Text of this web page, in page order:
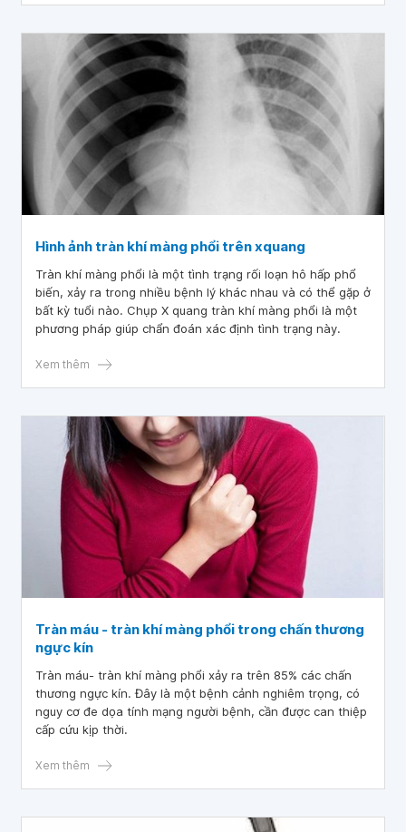
Hình ảnh tràn khí màng phổi trên xquang
Tràn khí màng phổi là một tình trạng rối loạn hô hấp phổ
biến, xảy ra trong nhiều bệnh lý khác nhau và có thể gặp ở
bất kỳ tuổi nào. Chụp X quang tràn khí màng phổi là một
phương pháp giúp chẩn đoán xác định tình trạng này.
Xem thêm
Tràn máu - tràn khí màng phổi trong chấn thương
ngực kín
Tràn máu- tràn khí màng phổi xảy ra trên 85% các chấn
thương ngực kín. Đây là một bệnh cảnh nghiêm trọng, có
nguy cơ đe dọa tính mạng người bệnh, cần được can thiệp
cấp cứu kịp thời.
Xem thêm